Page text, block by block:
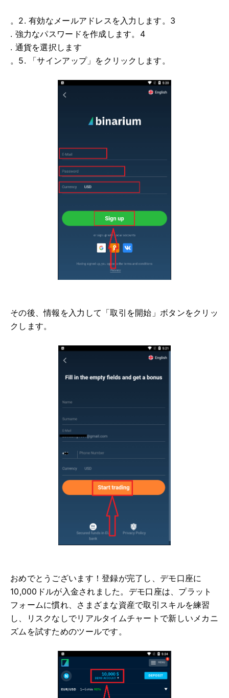
。2. 有効なメールアドレスを入力します。3
. 強力なパスワードを作成します。4
. 通貨を選択します
。5. 「サインアップ」をクリックします。
その後、情報を入力して「取引を開始」ボタンをクリッ
クします。
おめでとうございます！登録が完了し、デモ口座に
10,000ドルが入金されました。デモ口座は、プラット
フォームに慣れ、さまざまな資産で取引スキルを練習
し、リスクなしでリアルタイムチャートで新しいメカニ
ズムを試すためのツールです。